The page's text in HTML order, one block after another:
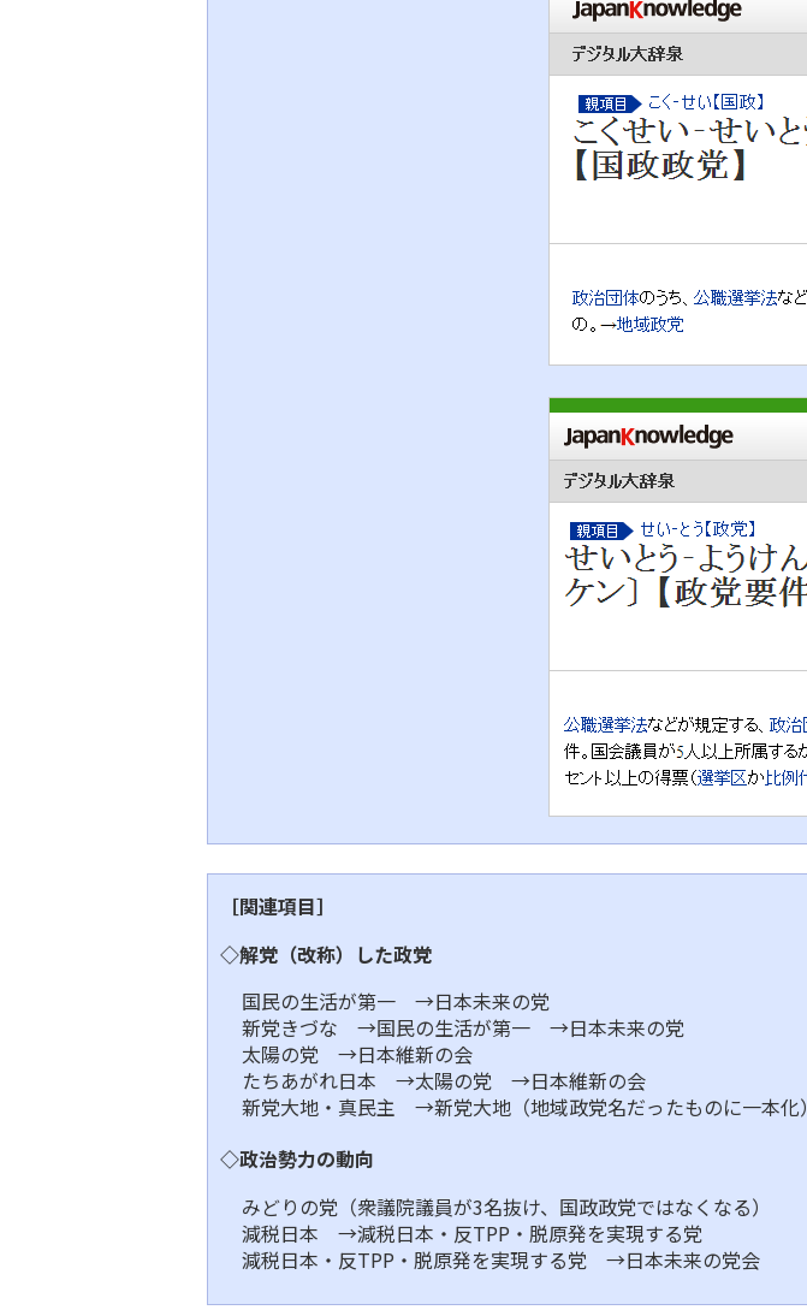
［関連項目］
◇解党（改称）した政党
国民の生活が第一 →日本未来の党
新党きづな →国民の生活が第一 →日本未来の党
太陽の党 →日本維新の会
たちあがれ日本 →太陽の党 →日本維新の会
新党大地・真民主 →新党大地（地域政党名だったものに一本化）
◇政治勢力の動向
みどりの党（衆議院議員が3名抜け、国政政党ではなくなる）
減税日本 →減税日本・反TPP・脱原発を実現する党
減税日本・反TPP・脱原発を実現する党 →日本未来の党会